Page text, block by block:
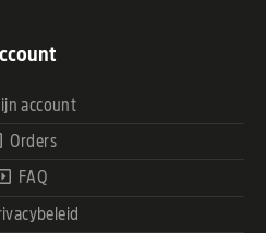
account
Orders
FAQ